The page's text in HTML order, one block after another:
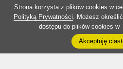
Strona korzysta z plików cookies w
Polityką Prywatności. Możesz
dostępu do plików cookies w
Akceptuję